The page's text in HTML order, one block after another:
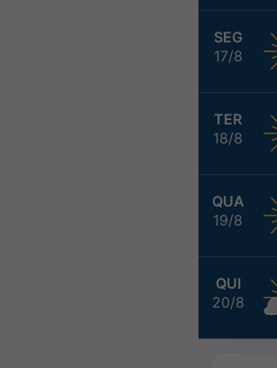
SEG
17/8
TER
18/8
QUA
19/8
QUI
20/8